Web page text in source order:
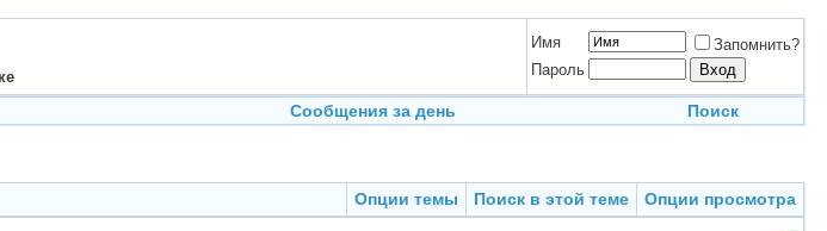
Имя
Запомнить?
Пароль
Сообщения за день Поиск
Опции темы Поиск в этой теме
Опции просмотра